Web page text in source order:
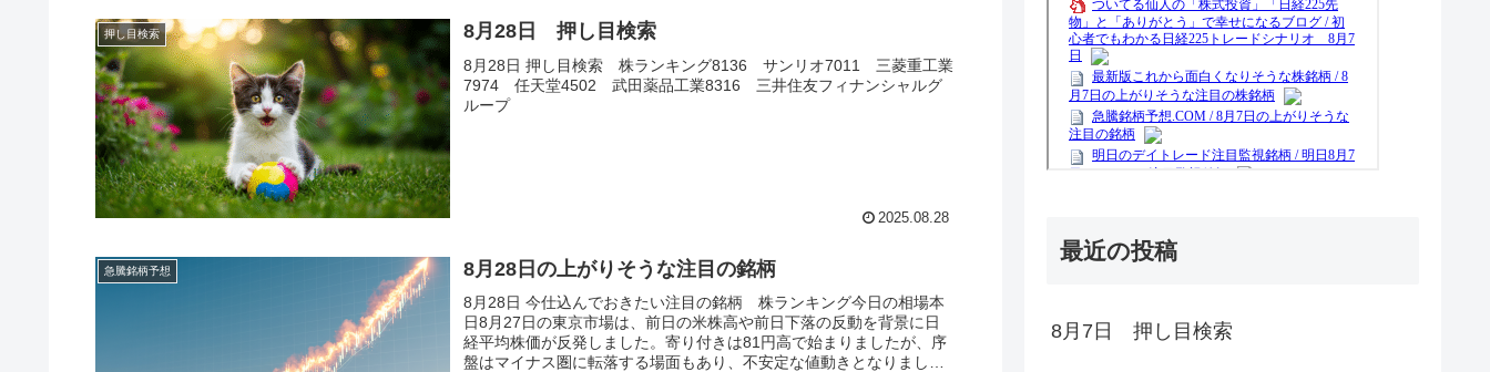
押し目検索 8月28日 押し目検索
8月28日 押し目検索 株ランキング8136 サンリオ7011 三菱重工業
7974 任天堂4502 武田薬品工業8316 三井住友フィナンシャルグ
ループ
2025.08.28
急騰銘柄予想 8月28日の上がりそうな注目の銘柄
8月28日 今仕込んでおきたい注目の銘柄 株ランキング今日の相場本
日8月27日の東京市場は、前日の米株高や前日下落の反動を背景に日
経平均株価が反発しました。寄り付きは81円高で始まりましたが、序
盤はマイナス圏に転落する場面もあり、不安定な値動きとなりまし
最近の投稿
8月7日 押し目検索